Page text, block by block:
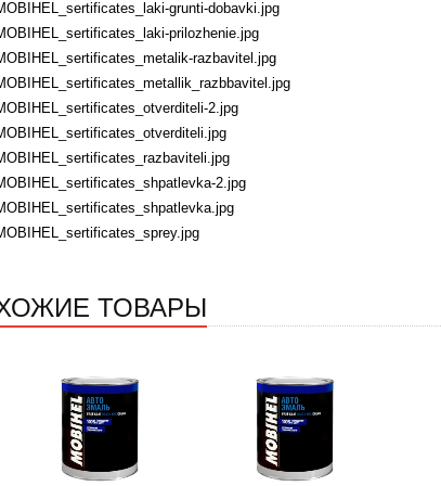
grunti-dobavki.jpg
prilozhenie.jpg
razbavitel.jpg
2.jpg
2.jpg
ТОВАРЫ